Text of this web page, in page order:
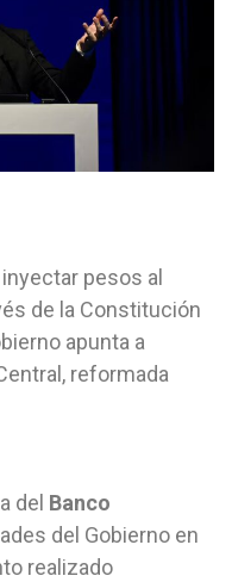
pesos al
de la Constitución
apunta a
reformada
del Banco
del Gobierno en
realizado